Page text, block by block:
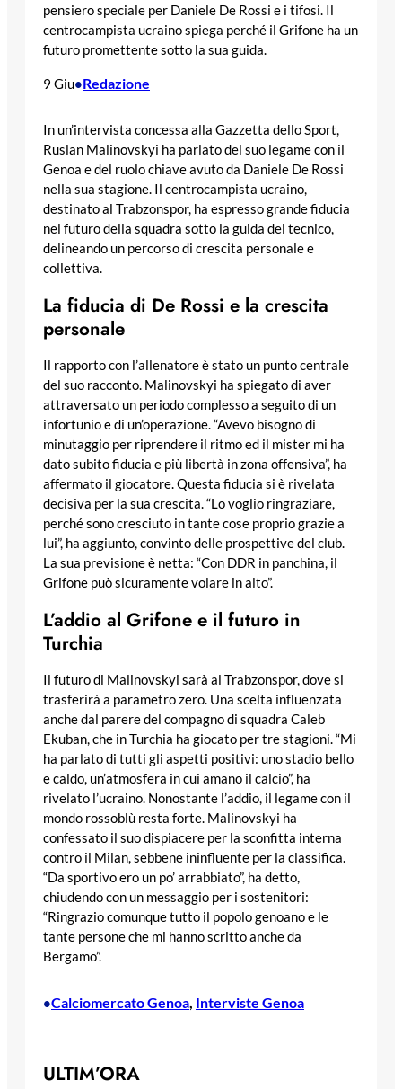
pensiero speciale per Daniele De Rossi e i tifosi. Il
centrocampista ucraino spiega perché il Grifone ha un
futuro promettente sotto la sua guida.
9 Giu•Redazione
In un’intervista concessa alla Gazzetta dello Sport,
Ruslan Malinovskyi ha parlato del suo legame con il
Genoa e del ruolo chiave avuto da Daniele De Rossi
nella sua stagione. Il centrocampista ucraino,
destinato al Trabzonspor, ha espresso grande fiducia
nel futuro della squadra sotto la guida del tecnico,
delineando un percorso di crescita personale e
collettiva.
La fiducia di De Rossi e la crescita
personale
Il rapporto con l’allenatore è stato un punto centrale
del suo racconto. Malinovskyi ha spiegato di aver
attraversato un periodo complesso a seguito di un
infortunio e di un’operazione. “Avevo bisogno di
minutaggio per riprendere il ritmo ed il mister mi ha
dato subito fiducia e più libertà in zona offensiva”, ha
affermato il giocatore. Questa fiducia si è rivelata
decisiva per la sua crescita. “Lo voglio ringraziare,
perché sono cresciuto in tante cose proprio grazie a
lui”, ha aggiunto, convinto delle prospettive del club.
La sua previsione è netta: “Con DDR in panchina, il
Grifone può sicuramente volare in alto”.
L’addio al Grifone e il futuro in
Turchia
Il futuro di Malinovskyi sarà al Trabzonspor, dove si
trasferirà a parametro zero. Una scelta influenzata
anche dal parere del compagno di squadra Caleb
Ekuban, che in Turchia ha giocato per tre stagioni. “Mi
ha parlato di tutti gli aspetti positivi: uno stadio bello
e caldo, un’atmosfera in cui amano il calcio”, ha
rivelato l’ucraino. Nonostante l’addio, il legame con il
mondo rossoblù resta forte. Malinovskyi ha
confessato il suo dispiacere per la sconfitta interna
contro il Milan, sebbene ininfluente per la classifica.
“Da sportivo ero un po’ arrabbiato”, ha detto,
chiudendo con un messaggio per i sostenitori:
“Ringrazio comunque tutto il popolo genoano e le
tante persone che mi hanno scritto anche da
Bergamo”.
•Calciomercato Genoa, Interviste Genoa
ULTIM’ORA